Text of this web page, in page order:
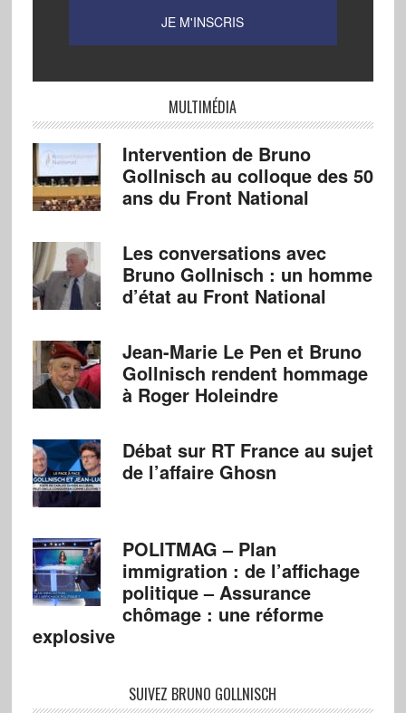
MULTIMÉDIA
Intervention de Bruno
Gollnisch au colloque des 50
ans du Front National
Les conversations avec
Bruno Gollnisch : un homme
d’état au Front National
Jean-Marie Le Pen et Bruno
Gollnisch rendent hommage
à Roger Holeindre
Débat sur RT France au sujet
de l’affaire Ghosn
POLITMAG – Plan
immigration : de l’affichage
politique – Assurance
chômage : une réforme
explosive
SUIVEZ BRUNO GOLLNISCH